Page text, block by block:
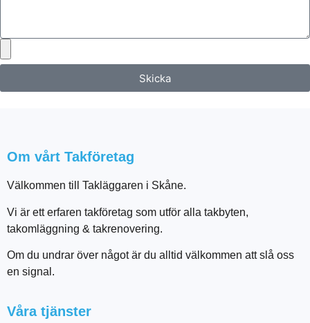
Skicka
Om vårt Takföretag
Välkommen till Takläggaren i Skåne.
Vi är ett erfaren takföretag som utför alla takbyten,
takomläggning & takrenovering.
Om du undrar över något är du alltid välkommen att slå oss
en signal.
Våra tjänster